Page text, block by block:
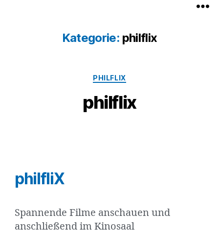
Kategorie: philflix
PHILFLIX
philflix
philfliX
Spannende Filme anschauen und
anschließend im Kinosaal